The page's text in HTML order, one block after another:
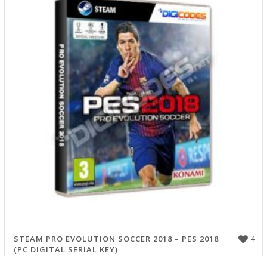
4
STEAM PRO EVOLUTION SOCCER 2018 – PES 2018
(PC DIGITAL SERIAL KEY)